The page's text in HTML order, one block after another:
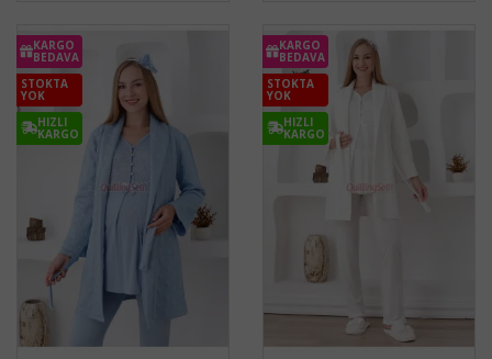
KARGO
BEDAVA
STOKTA
YOK
HIZLI
KARGO
KARGO
BEDAVA
STOKTA
YOK
HIZLI
KARGO